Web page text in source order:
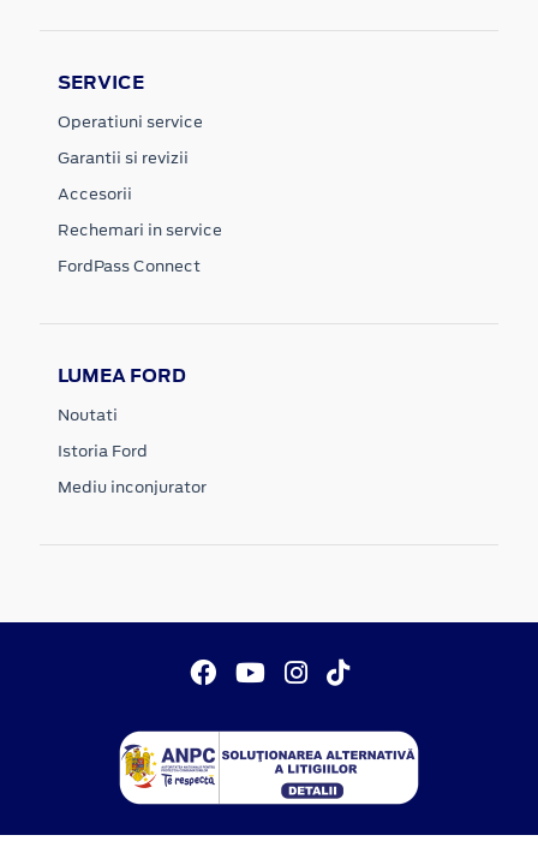
SERVICE
Operatiuni service
Garantii si revizii
Accesorii
Rechemari in service
FordPass Connect
LUMEA FORD
Noutati
Istoria Ford
Mediu inconjurator